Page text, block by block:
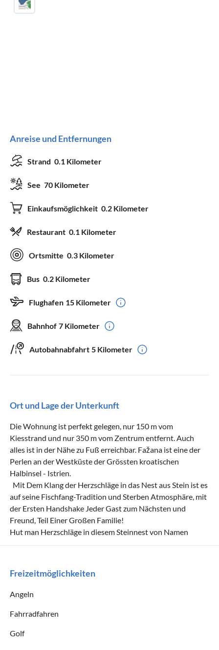
Anreise und Entfernungen
Strand 0.1 Kilometer
See 70 Kilometer
Einkaufsmöglichkeit 0.2 Kilometer
Restaurant 0.1 Kilometer
Ortsmitte 0.3 Kilometer
Bus 0.2 Kilometer
Flughafen 15 Kilometer
Bahnhof 7 Kilometer
Autobahnabfahrt 5 Kilometer
Ort und Lage der Unterkunft
Die Wohnung ist perfekt gelegen, nur 150 m vom
Kiesstrand und nur 350 m vom Zentrum entfernt. Auch
alles ist in der Nähe zu Fuß erreichbar. Fažana ist eine der
Perlen an der Westküste der Grössten kroatischen
Halbinsel - Istrien.
Mit Dem Klang der Herzschläge in das Nest aus Stein ist es
auf seine Fischfang-Tradition und Sterben Atmosphäre, mit
der Ersten Handshake Jeder Gast zum Nächsten und
Freund, Teil Einer Großen Familie!
Hut man Herzschläge in diesem Steinnest von Namen
Freizeitmöglichkeiten
Angeln
Fahrradfahren
Golf